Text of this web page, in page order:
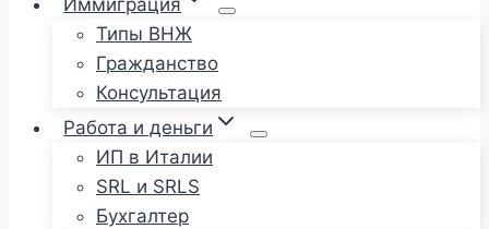
Иммиграция
Типы ВНЖ
Гражданство
Консультация
Работа и деньги
ИП в Италии
SRL и SRLS
Бухгалтер